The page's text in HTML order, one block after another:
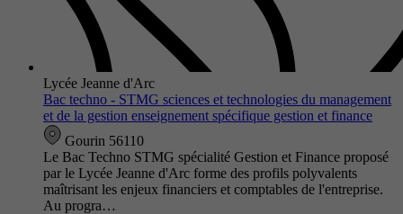
Lycée Jeanne d'Arc
Bac techno - STMG sciences et technologies du management
et de la gestion enseignement spécifique gestion et finance
Gourin 56110
Le Bac Techno STMG spécialité Gestion et Finance proposé
par le Lycée Jeanne d'Arc forme des profils polyvalents
maîtrisant les enjeux financiers et comptables de l'entreprise.
Au progra…